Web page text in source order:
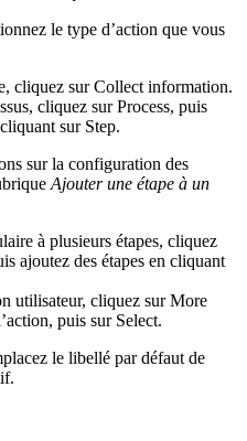
le type d’action que vous
cliquez surCollect information.
cliquez surProcess, puis
sur Step.
sur la configuration des
Ajouter une étape à un
à plusieurs étapes, cliquez
ajoutez des étapes en cliquant
utilisateur, cliquez surMore
, puis sur Select.
le libellé par défaut de